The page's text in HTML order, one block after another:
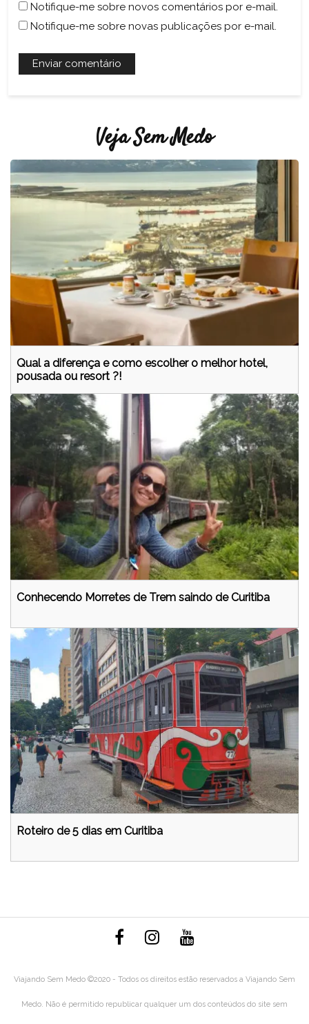
Notifique-me sobre novos comentários por e-mail.
Notifique-me sobre novas publicações por e-mail.
Veja Sem Medo
Qual a diferença e como escolher o melhor hotel,
pousada ou resort ?!
Conhecendo Morretes de Trem saindo de Curitiba
Roteiro de 5 dias em Curitiba
Viajando Sem Medo ©2020 - Todos os direitos estão reservados a Viajando Sem
Medo. Não é permitido republicar qualquer um dos conteúdos do site sem